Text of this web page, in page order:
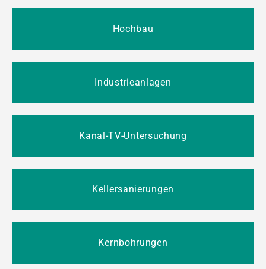
Hochbau
Industrieanlagen
Kanal-TV-Untersuchung
Kellersanierungen
Kernbohrungen